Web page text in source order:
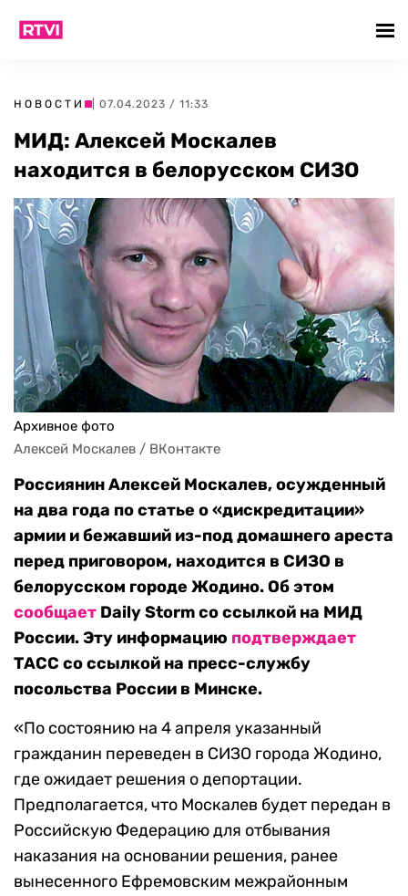
НОВОСТИ | 07.04.2023 / 11:33
МИД: Алексей Москалев
находится в белорусском СИЗО
Архивное фото
Алексей Москалев / ВКонтакте
Россиянин Алексей Москалев, осужденный
на два года по статье о «дискредитации»
армии и бежавший из-под домашнего ареста
перед приговором, находится в СИЗО в
белорусском городе Жодино. Об этом
сообщает Daily Storm со ссылкой на МИД
России. Эту информацию подтверждает
ТАСС со ссылкой на пресс-службу
посольства России в Минске.
«По состоянию на 4 апреля указанный
гражданин переведен в СИЗО города Жодино,
где ожидает решения о депортации.
Предполагается, что Москалев будет передан в
Российскую Федерацию для отбывания
наказания на основании решения, ранее
вынесенного Ефремовским межрайонным